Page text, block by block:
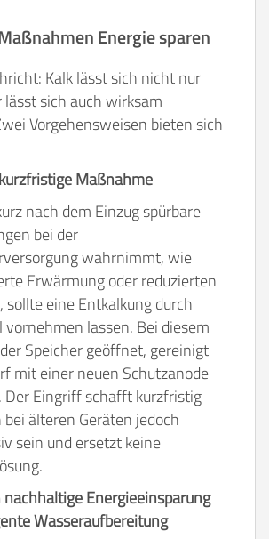
Energie sparen
Kalk lässt sich nicht nur
sich auch wirksam
Vorgehensweisen bieten sich
Maßnahme
nach dem Einzug spürbare
bei der
wahrnimmt, wie
Erwärmung oder reduzierten
sollte eine Entkalkung durch
vornehmen lassen. Bei diesem
Speicher geöffnet, gereinigt
mit einer neuen Schutzanode
Der Eingriff schafft kurzfristig
älteren Geräten jedoch
sein und ersetzt keine
Energieeinsparung
Wasseraufbereitung